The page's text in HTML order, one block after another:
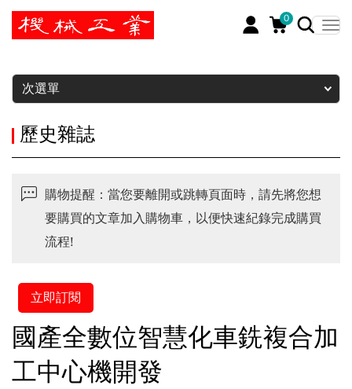
0
暫停
次選單
歷史雜誌
購物提醒：當您要離開或跳轉頁面時，請先將您想
要購買的文章加入購物車，以便快速紀錄完成購買
流程!
立即訂閱
國產全數位智慧化車銑複合加
工中心機開發